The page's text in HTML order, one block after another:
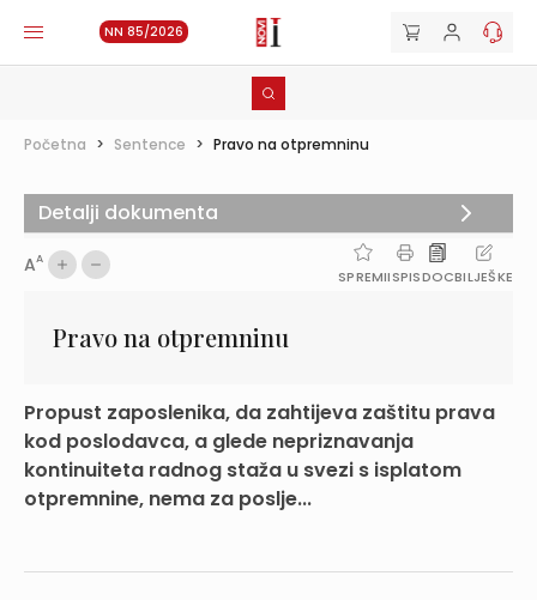
NN 85/2026
Početna > Sentence > Pravo na otpremninu
AA
SPREMIISPISDOCBILJEŠKE
Pravo na otpremninu
Propust zaposlenika, da zahtijeva zaštitu prava
kod poslodavca, a glede nepriznavanja
kontinuiteta radnog staža u svezi s isplatom
otpremnine, nema za poslje...
Detalji dokumenta